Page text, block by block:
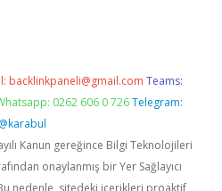
backlinkpaneli@gmail.com Teams:
0262 606 0 726 Telegram:
@karabul
Kanun gereğince Bilgi Teknolojileri
onaylanmış bir Yer Sağlayıcı
nedenle, sitedeki içerikleri proaktif